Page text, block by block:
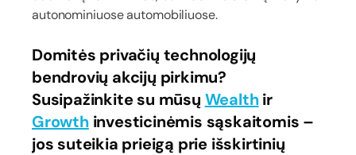
autonominiuose automobiliuose.
Domitės privačių technologijų
bendrovių akcijų pirkimu?
Susipažinkite su mūsų Wealthir
Growthinvesticinėmis sąskaitomis –
jos suteikia prieigą prie išskirtinių